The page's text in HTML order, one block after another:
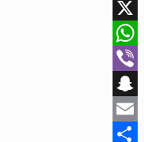
Facebook
X
WhatsApp
Viber
Snapchat
Email